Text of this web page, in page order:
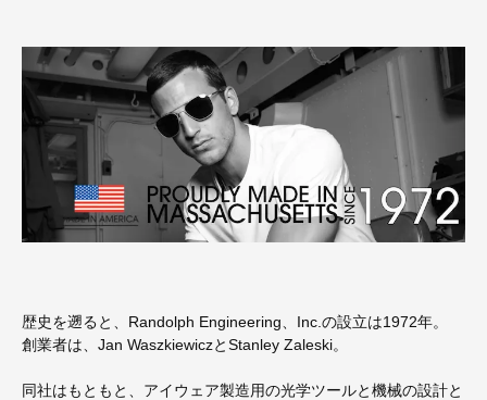
歴史を遡ると、Randolph Engineering、Inc.の設立は1972年。
創業者は、Jan WaszkiewiczとStanley Zaleski。
同社はもともと、アイウェア製造用の光学ツールと機械の設計と